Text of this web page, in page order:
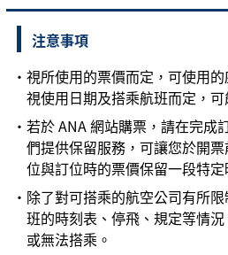
注意事項
・視所使用的票價而定，可使用
視使用日期及搭乘航班而定，可
・若於 ANA 網站購票，請在完成
們提供保留服務，可讓您於開
位與訂位時的票價保留一段特
・除了對可搭乘的航空公司有所
班的時刻表、停飛、規定等情
或無法搭乘。